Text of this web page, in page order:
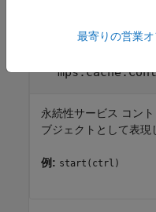
永続性サービス コント
ブジェクトとして表現
例: start(ctrl)
最寄りの営業